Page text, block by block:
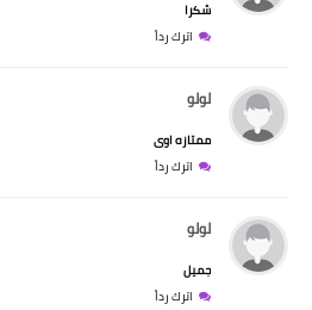
شكرا
اترك رداً
لولو
ممتازه اوى
اترك رداً
لولو
جميل
اترك رداً